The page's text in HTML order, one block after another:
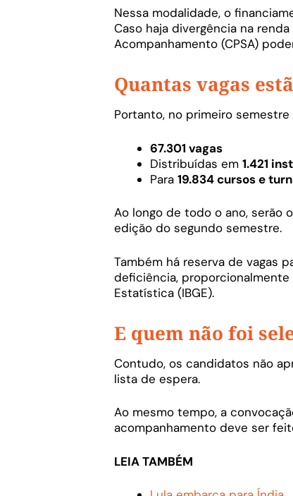
Nessa modalidade, o
Caso haja divergência na
Acompanhamento (CPSA)
Quantas vagas
Portanto, no primeiro
67.301 vagas
Distribuídas em 1.421
Para 19.834 cursos e
Ao longo de todo o ano, serão
edição do segundo semestre.
Também há reserva de vagas
deficiência,
Estatística (IBGE).
E quem não foi
Contudo, os candidatos não
lista de espera.
Ao mesmo tempo, a
acompanhamento deve ser
LEIA TAMBÉM